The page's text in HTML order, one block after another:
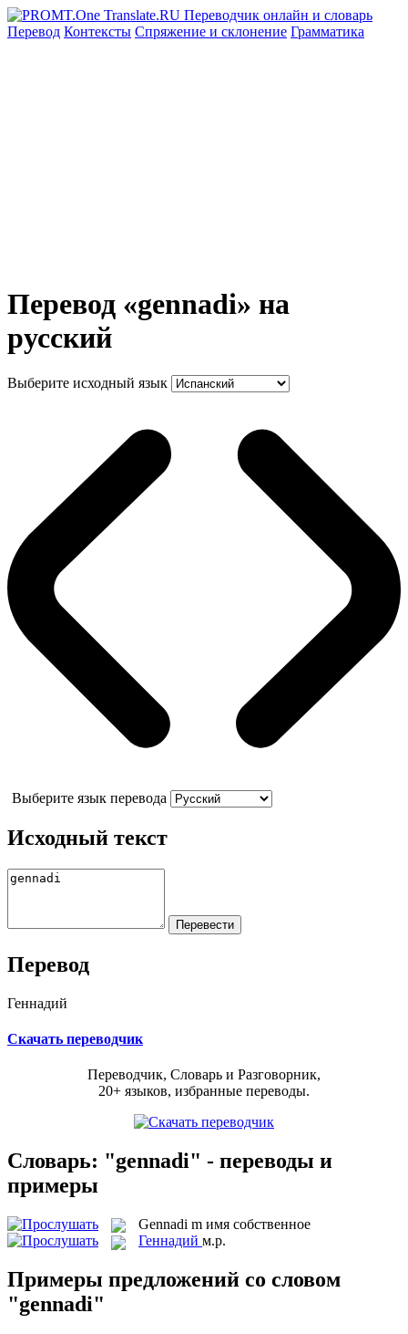
Перевод Контексты Спряжение и склонение Грамматика
Перевод «gennadi» на
русский
Выберите исходный язык
Выберите язык перевода
Исходный текст
Перевод
Геннадий
Скачать переводчик
Переводчик, Словарь и Разговорник,
20+ языков, избранные переводы.
Словарь: "gennadi" - переводы и
примеры
Gennadi m имя собственное
Геннадий м.р.
Примеры предложений со словом
"gennadi"